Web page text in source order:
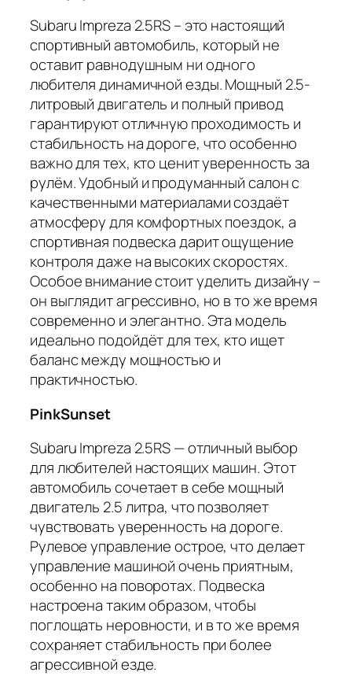
Subaru Impreza 2.5RS – это настоящий
спортивный автомобиль, который не
оставит равнодушным ни одного
любителя динамичной езды. Мощный 2.5-
литровый двигатель и полный привод
гарантируют отличную проходимость и
стабильность на дороге, что особенно
важно для тех, кто ценит уверенность за
рулём. Удобный и продуманный салон с
качественными материалами создаёт
атмосферу для комфортных поездок, а
спортивная подвеска дарит ощущение
контроля даже на высоких скоростях.
Особое внимание стоит уделить дизайну –
он выглядит агрессивно, но в то же время
современно и элегантно. Эта модель
идеально подойдёт для тех, кто ищет
баланс между мощностью и
практичностью.
PinkSunset
Subaru Impreza 2.5RS — отличный выбор
для любителей настоящих машин. Этот
автомобиль сочетает в себе мощный
двигатель 2.5 литра, что позволяет
чувствовать уверенность на дороге.
Рулевое управление острое, что делает
управление машиной очень приятным,
особенно на поворотах. Подвеска
настроена таким образом, чтобы
поглощать неровности, и в то же время
сохраняет стабильность при более
агрессивной езде.